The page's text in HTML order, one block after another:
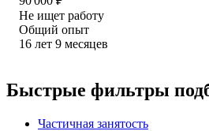
Не ищет работу
Общий опыт
16 лет 9 месяцев
Быстрые фильтры
Частичная занятость